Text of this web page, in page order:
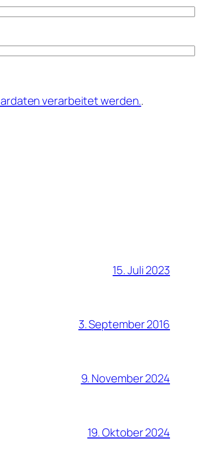
verarbeitet werden..
15. Juli 2023
3. September 2016
9. November 2024
19. Oktober 2024